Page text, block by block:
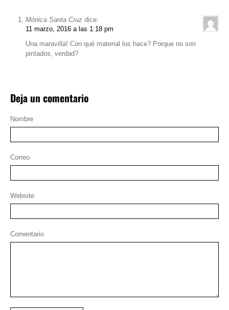
Mónica Santa Cruz dice:
11 marzo, 2016 a las 1:18 pm
Una maravilla! Con qué material los hace? Porque no son
pintados, verdad?
Deja un comentario
Nombre
Correo
Website
Comentario